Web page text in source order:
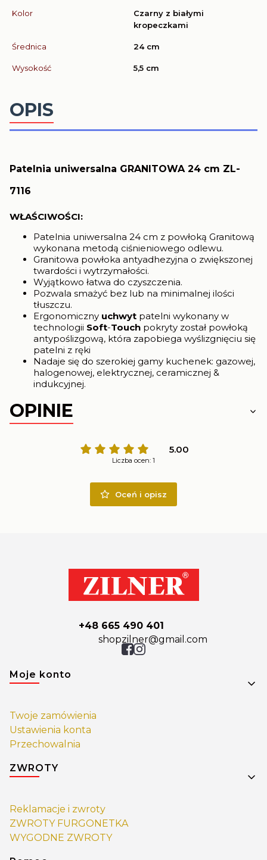
Kolor
Czarny z białymi
kropeczkami
Średnica 24 cm
Wysokość 5,5 cm
OPIS
Patelnia uniwersalna GRANITOWA 24 cm ZL-
7116
WŁAŚCIWOŚCI:
Patelnia uniwersalna 24 cm z powłoką Granitową
wykonana metodą ciśnieniowego odlewu.
Granitowa powłoka antyadhezyjna o zwiększonej
twardości i wytrzymałości.
Wyjątkowo łatwa do czyszczenia.
Pozwala smażyć bez lub na minimalnej ilości
tłuszczu.
Ergonomiczny uchwyt patelni wykonany w
technologii Soft-Touch pokryty został powłoką
antypoślizgową, która zapobiega wyślizgnięciu się
patelni z ręki
Nadaje się do szerokiej gamy kuchenek: gazowej,
halogenowej, elektrycznej, ceramicznej &
indukcyjnej.
OPINIE
5.00
Liczba ocen: 1
Oceń i opisz
+48 665 490 401
shopzilner@gmail.com
Linki w stopce
Moje konto
Twoje zamówienia
Ustawienia konta
Przechowalnia
ZWROTY
Reklamacje i zwroty
ZWROTY FURGONETKA
WYGODNE ZWROTY